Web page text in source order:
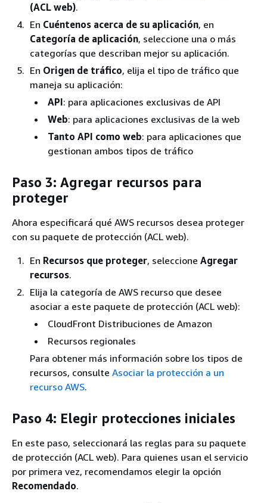
(ACL web).
En Cuéntenos acerca de su aplicación, en
Categoría de aplicación, seleccione una o más
categorías que describan mejor su aplicación.
En Origen de tráfico, elija el tipo de tráfico que
maneja su aplicación:
API: para aplicaciones exclusivas de API
Web: para aplicaciones exclusivas de la web
Tanto API como web: para aplicaciones que
gestionan ambos tipos de tráfico
Paso 3: Agregar recursos para
proteger
Ahora especificará qué AWS recursos desea proteger
con su paquete de protección (ACL web).
En Recursos que proteger, seleccione Agregar
recursos.
Elija la categoría de AWS recurso que desee
asociar a este paquete de protección (ACL web):
CloudFront Distribuciones de Amazon
Recursos regionales
Para obtener más información sobre los tipos de
recursos, consulte Asociar la protección a un
recurso AWS.
Paso 4: Elegir protecciones iniciales
En este paso, seleccionará las reglas para su paquete
de protección (ACL web). Para quienes usan el servicio
por primera vez, recomendamos elegir la opción
Recomendado.